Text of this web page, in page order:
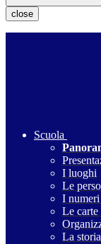
close
Scuola
I luoghi
Le
I numeri
Le carte
La storia